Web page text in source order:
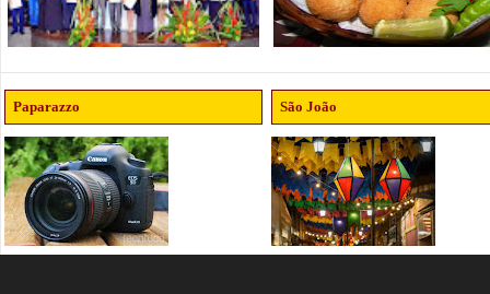
Paparazzo São João